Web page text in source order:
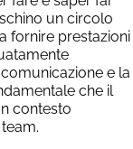
un circolo
fornire prestazioni
e la
che il
contesto